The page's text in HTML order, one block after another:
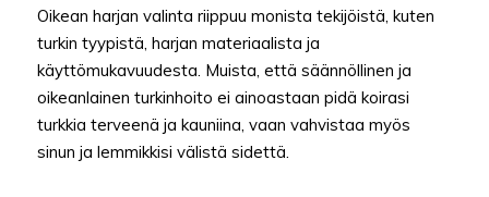
Oikean harjan valinta riippuu monista tekijöistä, kuten
turkin tyypistä, harjan materiaalista ja
käyttömukavuudesta. Muista, että säännöllinen ja
oikeanlainen turkinhoito ei ainoastaan pidä koirasi
turkkia terveenä ja kauniina, vaan vahvistaa myös
sinun ja lemmikkisi välistä sidettä.